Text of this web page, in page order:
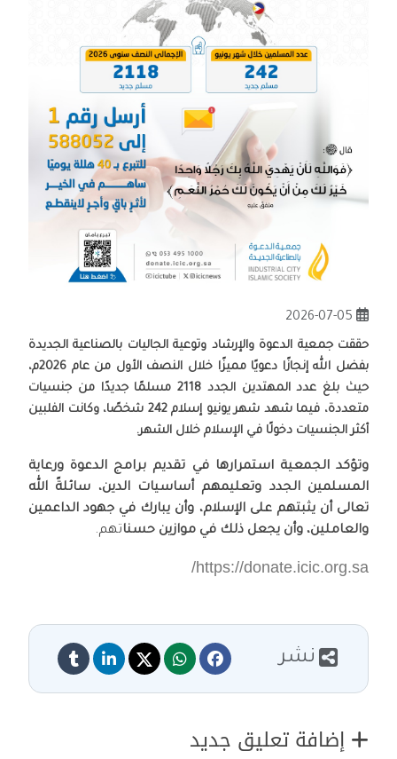
حققت جمعية الدعوة والإرشاد وتوعية الجاليات بالصناعية الجديدة
بفضل الله إنجازًا دعويًا مميزًا خلال النصف الأول من عام 2026م ،
حيث بلغ عدد المهتدين الجدد 2118 مسلمًا جديدًا
من جنسيات
متعددة، فيما شهد شهر يونيو إسلام242 شخصًا ، وكانت الفلبين
أكثر الجنسيات دخولًا في الإسلام خلال الشهر.
وتؤكد الجمعية استمرارها في تقديم برامج الدعوة ورعاية
المسلمين الجدد وتعليمهم أساسيات الدين، سائلةً الله
تعالى أن يثبتهم على الإسلام، وأن يبارك في جهود الداعمين
والعاملين، وأن يجعل ذلك في موازين حسناتهم.
https://donate.icic.org.sa/
نشر
إضافة تعليق جديد